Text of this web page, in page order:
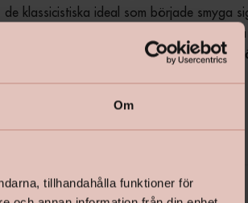
Om
tillhandahålla funktioner för
de klassicistiska ideal som började smyga
ser du Villastan i blekrosa, grönt och vitt
Gyllene detaljer adderar lite extra ljus och